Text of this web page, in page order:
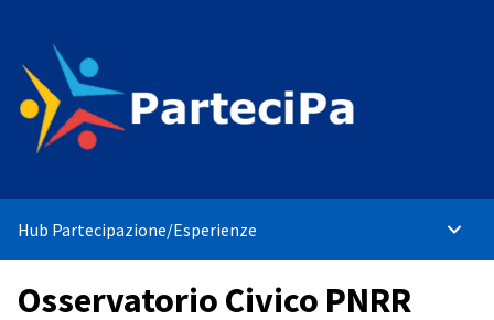
Hub Partecipazione/Esperienze
Osservatorio Civico PNRR